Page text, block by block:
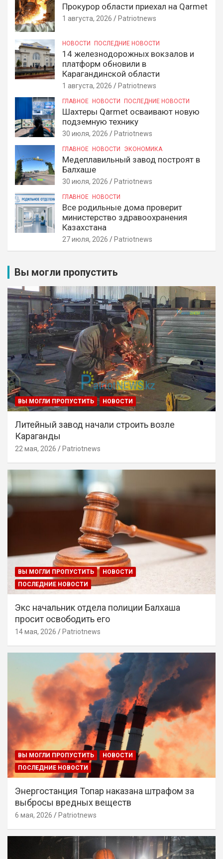
Прокурор области приехал на Qarmet
1 августа, 2026 Patriotnews
НОВОСТИ ПОСЛЕДНИЕ НОВОСТИ
14 железнодорожных вокзалов и
платформ обновили в
Карагандинской области
1 августа, 2026 Patriotnews
ГЛАВНОЕ НОВОСТИ ПОСЛЕДНИЕ НОВОСТИ
Шахтеры Qarmet осваивают новую
подземную технику
30 июля, 2026 Patriotnews
ГЛАВНОЕ НОВОСТИ ЭКОНОМИКА
Медеплавильный завод построят в
Балхаше
30 июля, 2026 Patriotnews
ГЛАВНОЕ НОВОСТИ
Все родильные дома проверит
министерство здравоохранения
Казахстана
27 июля, 2026 Patriotnews
Вы могли пропустить
ВЫ МОГЛИ ПРОПУСТИТЬ НОВОСТИ
Литейный завод начали строить возле
Караганды
22 мая, 2026 Patriotnews
ВЫ МОГЛИ ПРОПУСТИТЬ
НОВОСТИ
ПОСЛЕДНИЕ НОВОСТИ
Экс начальник отдела полиции Балхаша
просит освободить его
14 мая, 2026 Patriotnews
ВЫ МОГЛИ ПРОПУСТИТЬ
НОВОСТИ
ПОСЛЕДНИЕ НОВОСТИ
Энергостанция Топар наказана штрафом за
выбросы вредных веществ
6 мая, 2026 Patriotnews